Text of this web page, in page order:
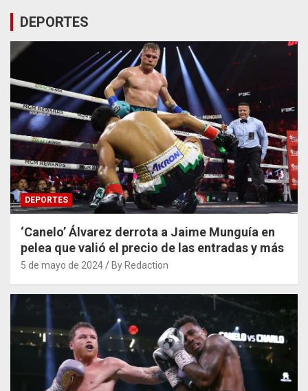
DEPORTES
DEPORTES
‘Canelo’ Álvarez derrota a Jaime Munguía en
pelea que valió el precio de las entradas y más
5 de mayo de 2024 By Redaction